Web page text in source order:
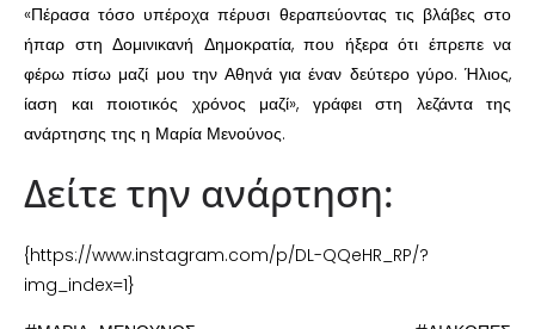
«Πέρασα τόσο υπέροχα πέρυσι θεραπεύοντας τις βλάβες στο
ήπαρ στη Δομινικανή Δημοκρατία, που ήξερα ότι έπρεπε να
φέρω πίσω μαζί μου την Αθηνά για έναν δεύτερο γύρο. Ήλιος,
ίαση και ποιοτικός χρόνος μαζί», γράφει στη λεζάντα της
ανάρτησης της η Μαρία Μενούνος.
Δείτε την ανάρτηση:
{https://www.instagram.com/p/DL-QQeHR_RP/?
img_index=1}